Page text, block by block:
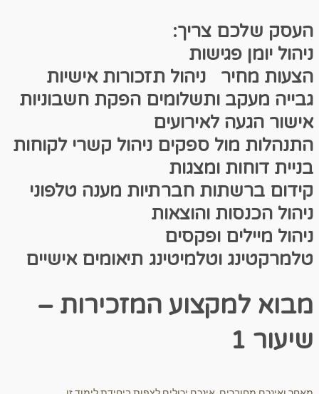
העסק שלכם צריך:
ניהול יומן פגישות
הצעות מחיר ניהול תזכורות אישיות
גבייה מעקב ותשלומים הפקת חשבוניות
אישור הגעה לאירועים
התנהלות מול ספקים ניהול קשרי לקוחות
בניית דוחות ומצגות
קידום ברשתות חברתיות מענה טלפוני
ניהול הכנסות והוצאות
ניהול מיילים ופקסים
טלמרקטינג וטלמיטינג תיאומים אישיים
מבוא למקצוע המזכירות –
שיעור 1